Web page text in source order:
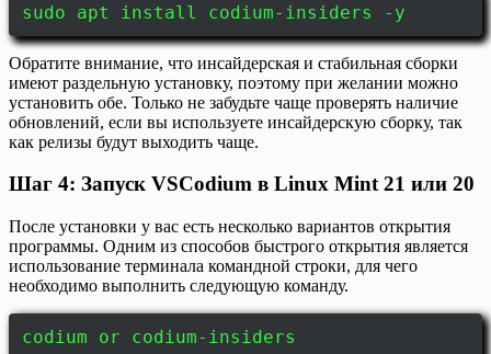
sudo apt install codium-insiders -y
Обратите внимание, что инсайдерская и стабильная сборки
имеют раздельную установку, поэтому при желании можно
установить обе. Только не забудьте чаще проверять наличие
обновлений, если вы используете инсайдерскую сборку, так
как релизы будут выходить чаще.
Шаг 4: Запуск VSCodium в Linux Mint 21 или 20
После установки у вас есть несколько вариантов открытия
программы. Одним из способов быстрого открытия является
использование терминала командной строки, для чего
необходимо выполнить следующую команду.
codium or codium-insiders